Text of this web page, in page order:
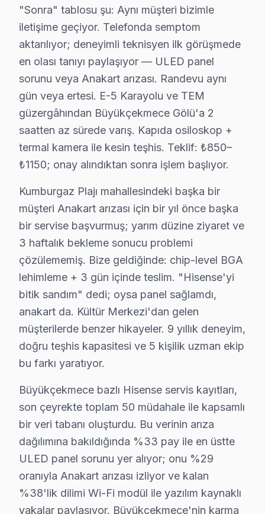
Bahçelievler'de Hisense TV Servisi
Bahçelievler Mahallesi'nde Hisense ekran’lerde sıkça
Batıköy'de Hisense TV Servisi
Batıköy Mahallesi, Hisense televizyonunuz
Celaliye'de Hisense TV Servisi
Celaliye Mahallesi'nde Hisense televizyonunuz
Cumhuriyet'te Hisense TV Servisi
Cumhuriyet Mahallesi'nde Hisense
Çakmaklı'da Hisense TV Servisi
Çakmaklı Mahallesi sakinleri, Hisense
Dizdariye'de Hisense TV Servisi
Dizdariye Mahallesi'nde Hisense televizyonunuz
Fatih'te Hisense TV Servisi
Fatih Mahallesi'nde Hisense ekran kullanıcıları,
Güzelce'de Hisense TV Servisi
Hürriyet'de Hisense TV Servisi
Hürriyet Mahallesi’nde Hisense ekran
Kamiloba'da Hisense TV Servisi
Kamiloba Mahallesi'nde Hisense set'niz için bakım
Karaağaç'da Hisense TV Servisi
"Sonra" tablosu şu: Aynı müşteri bizimle
iletişime geçiyor. Telefonda semptom
aktarılıyor; deneyimli teknisyen ilk görüşmede
en olası tanıyı paylaşıyor — ULED panel
sorunu veya Anakart arızası. Randevu aynı
gün veya ertesi. E-5 Karayolu ve TEM
güzergâhından Büyükçekmece Gölü'a 2
saatten az sürede varış. Kapıda osiloskop +
termal kamera ile kesin teşhis. Teklif: ₺850–
₺1150; onay alındıktan sonra işlem başlıyor.
Kumburgaz Plajı mahallesindeki başka bir
müşteri Anakart arızası için bir yıl önce başka
bir servise başvurmuş; yarım düzine ziyaret ve
3 haftalık bekleme sonucu problemi
çözülememiş. Bize geldiğinde: chip-level BGA
lehimleme + 3 gün içinde teslim. "Hisense'yi
bitik sandım" dedi; oysa panel sağlamdı,
anakart da. Kültür Merkezi'dan gelen
müşterilerde benzer hikayeler. 9 yıllık deneyim,
doğru teşhis kapasitesi ve 5 kişilik uzman ekip
bu farkı yaratıyor.
Büyükçekmece bazlı Hisense servis kayıtları,
son çeyrekte toplam 50 müdahale ile kapsamlı
bir veri tabanı oluşturdu. Bu verinin arıza
dağılımına bakıldığında %33 pay ile en üstte
ULED panel sorunu yer alıyor; onu %29
oranıyla Anakart arızası izliyor ve kalan
%38'lik dilimi Wi-Fi modül ile yazılım kaynaklı
vakalar paylaşıyor. Büyükçekmece'nin karma